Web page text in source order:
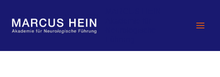
springen